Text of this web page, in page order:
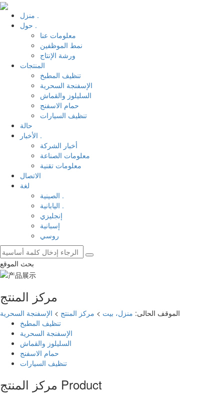
منزل .
حول .
معلومات عنا
نمط الموظفين
ورشة الإنتاج
المنتجات
تنظيف المطبخ
الإسفنجة السحرية
السليلوز والقماش
حمام الاسفنج
تنظيف السيارات
حالة
الأخبار .
أخبار الشركة
معلومات الصناعة
معلومات تقنية
الاتصال
لغة
الصينية .
اليابانية .
إنجليزي
إسبانية
روسي
بحث الموقع
مركز المنتج
الموقف الحالى: منزل، بيت > مركز المنتج > الإسفنجة السحرية
تنظيف المطبخ
الإسفنجة السحرية
السليلوز والقماش
حمام الاسفنج
تنظيف السيارات
Product